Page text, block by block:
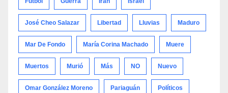
José Cheo Salazar Libertad Lluvias Maduro
Mar De Fondo María Corina Machado Muere
Muertos Murió Más NO Nuevo
Omar González Moreno Pariaguán Políticos